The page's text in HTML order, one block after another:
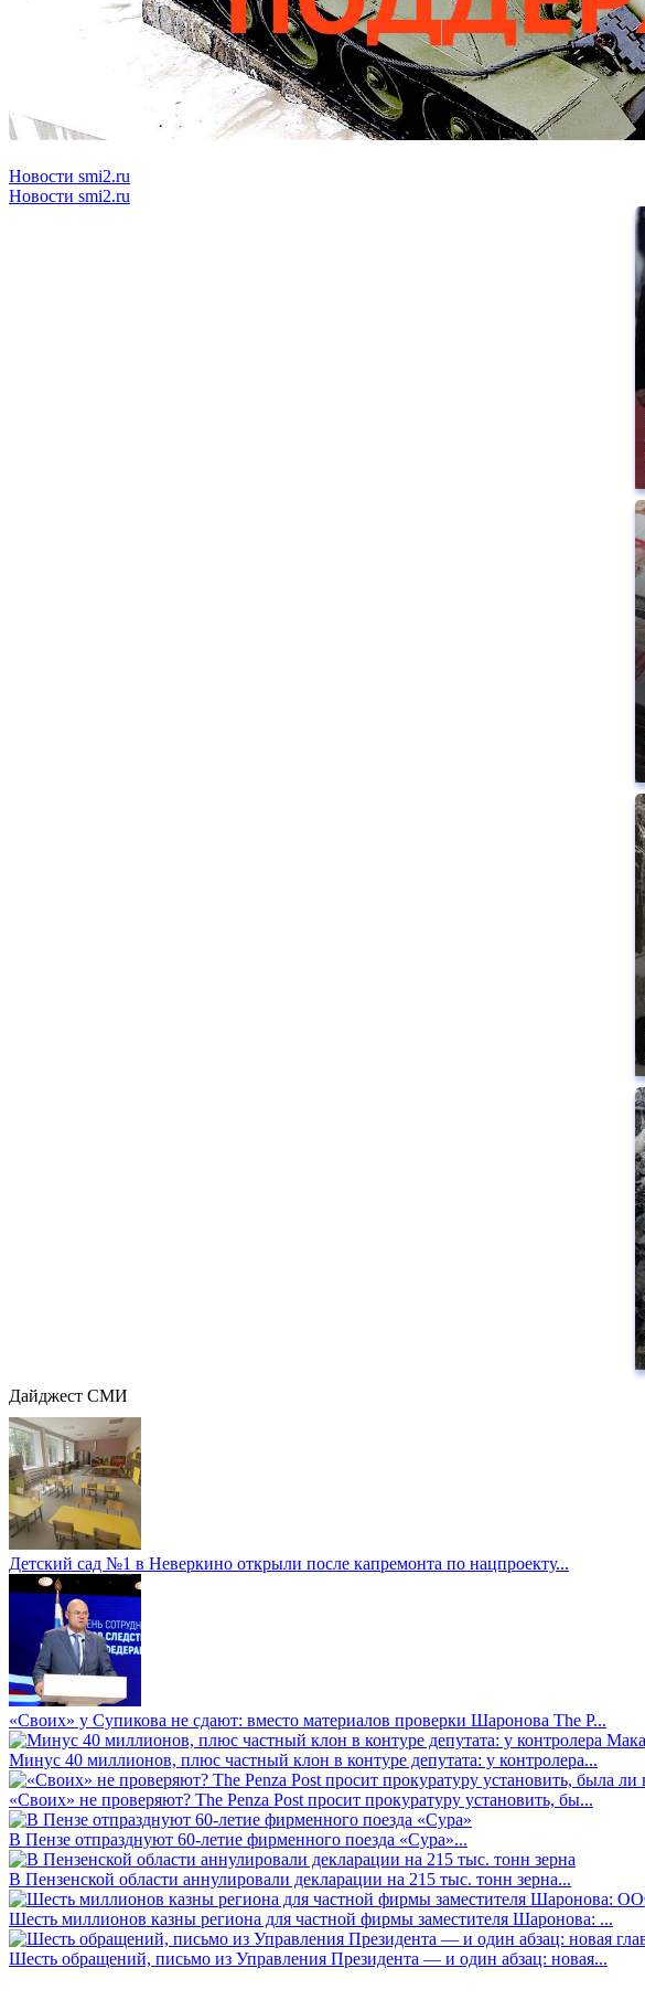
Новости smi2.ru
Новости smi2.ru
Дайджест СМИ
Детский сад №1 в Неверкино открыли после капремонта по нацпроекту...
«Своих» у Супикова не сдают: вместо материалов проверки Шаронова The P...
Минус 40 миллионов, плюс частный клон в контуре депутата: у контролера...
«Своих» не проверяют? The Penza Post просит прокуратуру установить, бы...
В Пензе отпразднуют 60-летие фирменного поезда «Сура»...
В Пензенской области аннулировали декларации на 215 тыс. тонн зерна...
Шесть миллионов казны региона для частной фирмы заместителя Шаронова: ...
Шесть обращений, письмо из Управления Президента — и один абзац: новая...